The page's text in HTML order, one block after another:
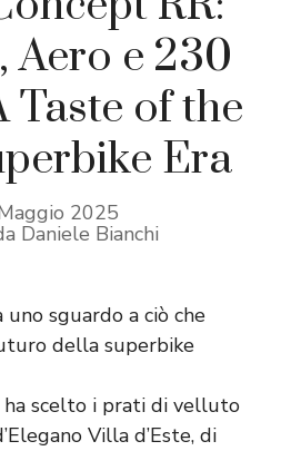
Aero e 230
Taste of the
Era
2025
Daniele Bianchi
sguardo a ciò che
della superbike
scelto i prati di velluto
Villa d’Este, di